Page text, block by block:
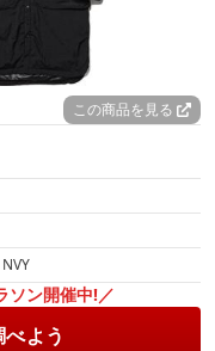
この商品を見る
ソン開催中!／
よう